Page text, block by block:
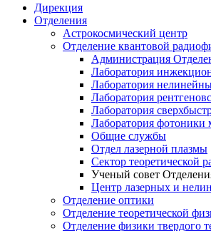
Дирекция
Отделения
Астрокосмический центр
Отделение квантовой
Администрация
Лаборатория
Лаборатория
Лаборатория
Лаборатория
Лаборатория фотоники
Общие службы
Отдел лазерной плазмы
Сектор теоретической
Ученый совет
Центр лазерных и
Отделение оптики
Отделение теоретической
Отделение физики твердого